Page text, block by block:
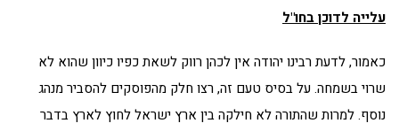
עלייה לדוכן בחו"ל
כאמור, לדעת רבינו יהודה אין לכהן רווק לשאת כפיו כיוון שהוא לא
שרוי בשמחה. על בסיס טעם זה, רצו חלק מהפוסקים להסביר מנהג
נוסף. למרות שהתורה לא חילקה בין ארץ ישראל לחוץ לארץ בדבר